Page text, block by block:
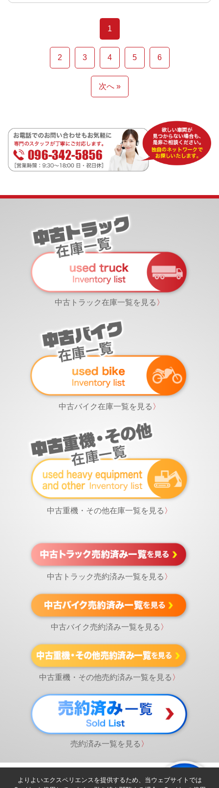
1
2 3 4 5 6
次へ »
中古トラック在庫一覧を見る 〉
中古バイク在庫一覧を見る 〉
中古重機・その他在庫一覧を見る 〉
中古トラック売約済み一覧を見る 〉
中古バイク売約済み一覧を見る 〉
中古重機・その他売約済み一覧を見る 〉
売約済み一覧を見る 〉
よりよいエクスペリエンスを提供するため、当ウェブサイトでは